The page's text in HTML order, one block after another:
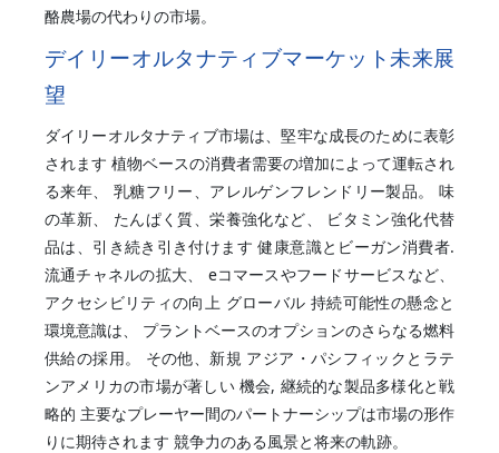
酪農場の代わりの市場。
デイリーオルタナティブマーケット未来展
望
ダイリーオルタナティブ市場は、堅牢な成長のために表彰
されます 植物ベースの消費者需要の増加によって運転され
る来年、 乳糖フリー、アレルゲンフレンドリー製品。 味
の革新、 たんぱく質、栄養強化など、 ビタミン強化代替
品は、引き続き引き付けます 健康意識とビーガン消費者.
流通チャネルの拡大、 eコマースやフードサービスなど、
アクセシビリティの向上 グローバル 持続可能性の懸念と
環境意識は、 プラントベースのオプションのさらなる燃料
供給の採用。 その他、新規 アジア・パシフィックとラテ
ンアメリカの市場が著しい 機会, 継続的な製品多様化と戦
略的 主要なプレーヤー間のパートナーシップは市場の形作
りに期待されます 競争力のある風景と将来の軌跡。